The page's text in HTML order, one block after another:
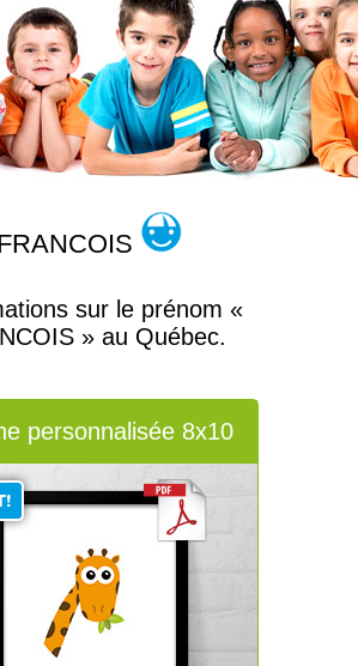
sur le prénom «
» au Québec.
personnalisée 8x10